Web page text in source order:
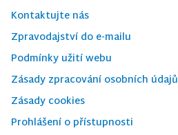
Kontaktujte nás
Zpravodajství do e-mailu
Podmínky užití webu
Zásady zpracování osobních údajů
Zásady cookies
Prohlášení o přístupnosti